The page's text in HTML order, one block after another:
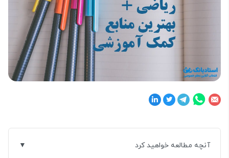
آنچه مطالعه خواهید کرد